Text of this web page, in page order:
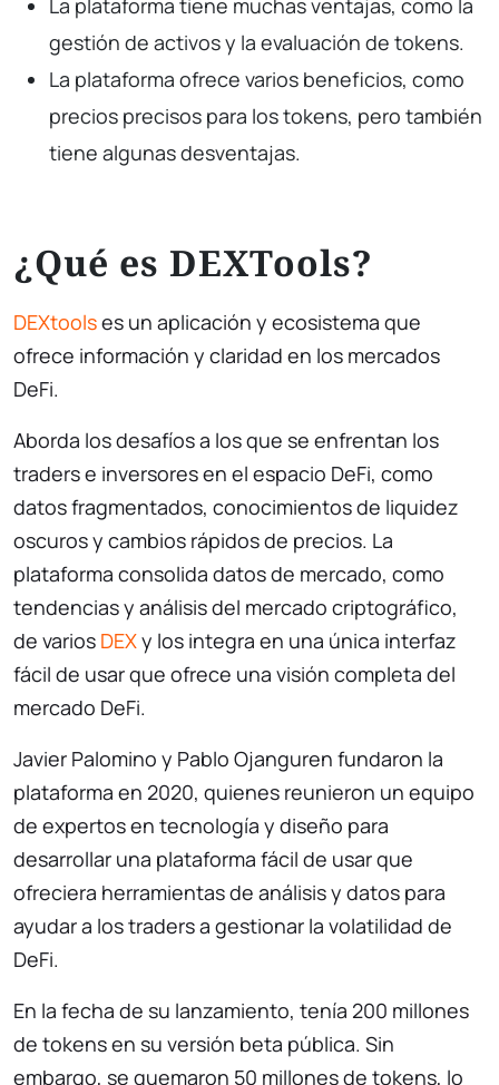
gestión de activos y la evaluación de tokens.
La plataforma ofrece varios beneficios, como
precios precisos para los tokens, pero también
tiene algunas desventajas.
¿Qué es DEXTools?
DEXtoolses un aplicación y ecosistema que
ofrece información y claridad en los mercados
DeFi.
Aborda los desafíos a los que se enfrentan los
traders e inversores en el espacio DeFi, como
datos fragmentados, conocimientos de liquidez
oscuros y cambios rápidos de precios. La
plataforma consolida datos de mercado, como
tendencias y análisis del mercado criptográfico,
de varios DEXy los integra en una única interfaz
fácil de usar que ofrece una visión completa del
mercado DeFi.
Javier Palomino y Pablo Ojanguren fundaron la
plataforma en 2020, quienes reunieron un equipo
de expertos en tecnología y diseño para
desarrollar una plataforma fácil de usar que
ofreciera herramientas de análisis y datos para
ayudar a los traders a gestionar la volatilidad de
DeFi.
En la fecha de su lanzamiento, tenía 200 millones
de tokens en su versión beta pública. Sin
embargo, se quemaron 50 millones de tokens, lo